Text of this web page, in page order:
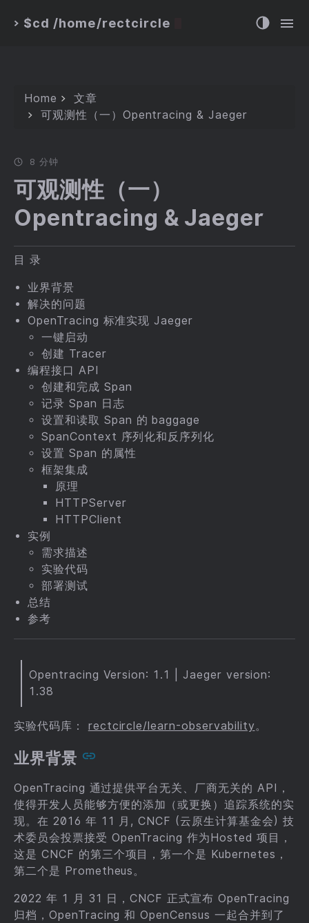
> $cd /home/rectcircle
Home
文章
可观测性（一）Opentracing & Jaeger
8 分钟
可观测性（一）
Opentracing & Jaeger
目 录
业界背景
解决的问题
OpenTracing 标准实现 Jaeger
一键启动
创建 Tracer
编程接口 API
创建和完成 Span
记录 Span 日志
设置和读取 Span 的 baggage
SpanContext 序列化和反序列化
设置 Span 的属性
框架集成
原理
HTTPServer
HTTPClient
实例
需求描述
实验代码
部署测试
总结
参考
Opentracing Version: 1.1 | Jaeger version:
1.38
实验代码库： rectcircle/learn-observability。
业界背景
OpenTracing 通过提供平台无关、厂商无关的 API，
使得开发人员能够方便的添加（或更换）追踪系统的实
现。在 2016 年 11 月, CNCF (云原生计算基金会) 技
术委员会投票接受 OpenTracing 作为Hosted 项目，
这是 CNCF 的第三个项目，第一个是 Kubernetes，
第二个是 Prometheus。
2022 年 1 月 31 日，CNCF 正式宣布 OpenTracing
归档，OpenTracing 和 OpenCensus 一起合并到了